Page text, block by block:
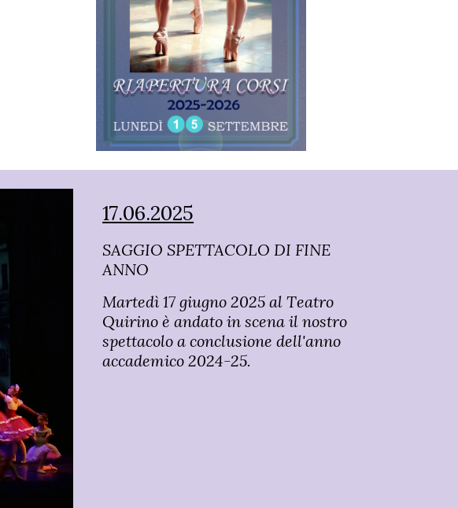
17.06.2025
SAGGIO SPETTACOLO DI FINE
ANNO
Martedì 17 giugno 2025 alTeatro
Quirino è andato in scena il nostro
spettacolo a conclusione dell'anno
accademico 2024-25.